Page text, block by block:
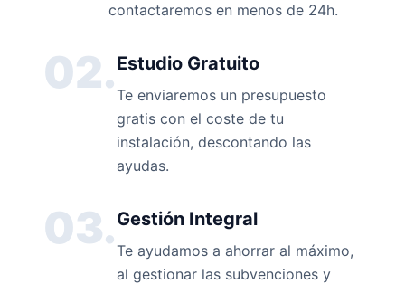
contactaremos en menos de 24h.
02.Estudio Gratuito
Te enviaremos un presupuesto
gratis con el coste de tu
instalación, descontando las
ayudas.
03.Gestión Integral
Te ayudamos a ahorrar al máximo,
al gestionar las subvenciones y